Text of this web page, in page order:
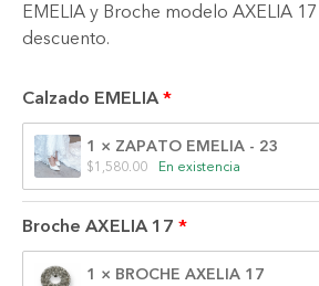
EMELIA y Broche modelo AXELIA
descuento.
Calzado EMELIA
1 × ZAPATO EMELIA - 23
$1,580.00 En existencia
Broche AXELIA 17
1 × BROCHE AXELIA 17